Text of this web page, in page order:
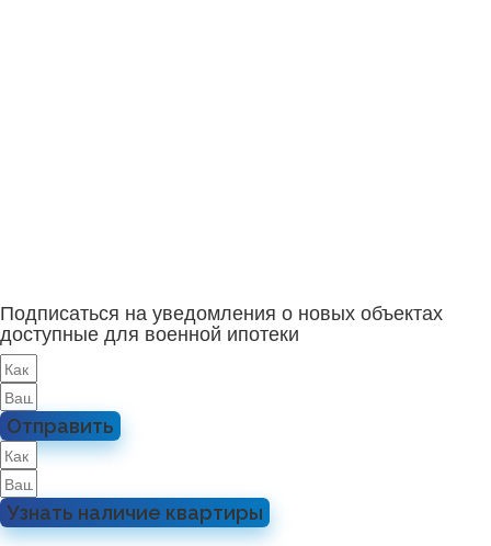
Подписаться на уведомления о новых объектах
доступные для военной ипотеки
Отправить
Узнать наличие квартиры